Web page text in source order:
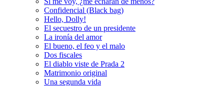
Confidencial (Black bag)
Hello, Dolly!
El secuestro de un presidente
La ironía del amor
El bueno, el feo y el malo
Dos fiscales
El diablo viste de Prada 2
Matrimonio original
Una segunda vida